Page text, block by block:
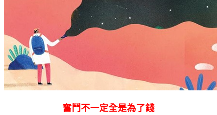
奮鬥不一定全是為了錢